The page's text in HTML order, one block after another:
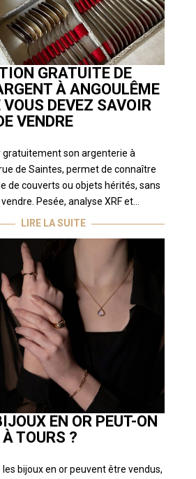
GRATUITE DE
À ANGOULÊME
VOUS DEVEZ SAVOIR
VENDRE
gratuitement son argenterie à
de Saintes, permet de connaître
de couverts ou objets hérités, sans
Pesée, analyse XRF et...
LIRE LA SUITE
EN OR PEUT-ON
TOURS ?
les bijoux en or peuvent être vendus,